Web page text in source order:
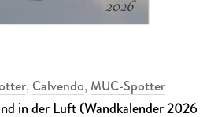
, Calvendo, MUC-Spotter
in der Luft (Wandkalender 2026